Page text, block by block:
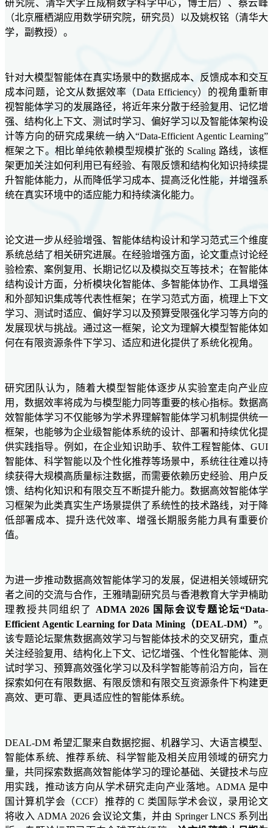
研究院、清华大学丘成桐数学科学中心，博士后）、蔡云峰
（北京雁栖湖应用数学研究院，研究员）以及姚权铭（清华大
学，副教授）。
针对大模型智能体在真实场景中的数据成本、反馈成本和交互
成本问题，论文从数据效率（Data Efficiency）的视角重新审
视智能体学习的发展路径，将近年来分散于经验复用、记忆增
强、结构化上下文、测试时学习、偏好学习以及智能体架构设
计等方向的研究成果统一纳入“Data-Efficient Agentic Learning”
框架之下。相比单纯依赖模型规模扩张的 Scaling 路线，该框
架更加关注如何利用已有经验、有限反馈和结构化知识持续提
升智能体能力，从而降低学习成本、提高泛化性能，并增强系
统在真实环境中的适应能力和持续演化能力。
论文进一步从经验增强、智能体结构设计和学习范式三个维度
系统总结了相关研究进展。在经验增强方面，论文重点讨论经
验检索、案例复用、长期记忆以及模拟交互等技术；在智能体
结构设计方面，分析模块化智能体、多智能体协作、工具增强
和外部知识集成等代表性框架；在学习范式方面，梳理上下文
学习、测试时适应、偏好学习以及预算受限强化学习等方向的
发展现状与挑战。通过这一框架，论文为理解大模型智能体如
何在有限资源条件下学习、适应和进化提供了系统化视角。
研究团队认为，随着大模型智能体逐步从实验室走向产业应
用，数据效率将成为与模型能力同等重要的核心指标。数据高
效智能体学习不仅能够为学术界理解智能体学习机制提供统一
框架，也能够为企业级智能体系统的设计、部署和持续优化提
供实践指导。例如，在企业知识助手、软件工程智能体、GUI
智能体、科学智能以及个性化推荐等场景中，系统往往难以持
续获得大规模高质量标注数据，而需要依赖历史经验、用户反
馈、结构化知识和有限交互不断提升能力。数据高效智能体学
习框架为此类真实生产场景提供了系统性的技术路线，对于降
低部署成本、提升迭代效率、增强长期服务能力具有重要价
值。
为进一步推动数据高效智能体学习的发展，促进相关领域研究
者之间的交流与合作，王雅晴副研究员与香港教育大学尹楠助
理教授共同组织了 ADMA 2026 国际会议专题论坛“Data-
Efficient Agentic Learning for Data Mining（DEAL-DM）”。
该专题论坛聚焦数据高效学习与智能体技术的交叉研究，重点
关注经验复用、结构化上下文、记忆增强、个性化智能体、测
试时学习、预算高效强化学习以及科学智能等前沿方向，旨在
探索如何在有限数据、有限反馈和有限交互资源条件下构建更
高效、更可靠、更具适应性的智能体系统。
DEAL-DM 希望汇聚来自数据挖掘、机器学习、大语言模型、
智能体系统、推荐系统、科学智能及相关应用领域的研究力
量，共同探索数据高效智能体学习的理论基础、关键技术与应
用实践，推动该方向从学术研究走向产业落地。ADMA 是中
国计算机学会（CCF）推荐的 C 类国际学术会议，录用论文
将收入 ADMA 2026 会议论文集，并由 Springer LNCS 系列出